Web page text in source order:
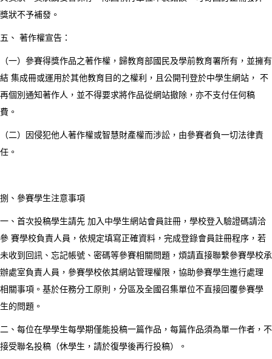
獎狀不予補發。
五、 著作權宣告：
（一）參賽得獎作品之著作權，歸教育部國民及學前教育署所有，並擁有
結 集成冊或運用於其他教育目的之權利，且公開刊登於中學生網站， 不
再個別通知著作人，並不得要求將作品從網站撤除，亦不支付任何稿
費。
（二）因侵犯他人著作權或智慧財產權而涉訟，由參賽者負一切法律責
任。
捌、參賽學生注意事項
一、首次投稿學生請先 加入中學生網站會員註冊，學校登入驗證碼請洽
參 賽學校負責人員，依規定填寫正確資料，完成登錄會員註冊程序，若
未收到回訊、忘記帳號、密碼等參賽相關問題，煩請直接聯繫參賽學校承
辦處室負責人員，參賽學校依其網站管理權限，協助參賽學生進行處理
相關事項。基於任務分工原則，分區及全國召集單位不直接回覆參賽學
生的問題。
二、每位在學學生每學期僅能投稿一篇作品，每篇作品須為單一作者，不
接受聯名投稿（休學生，請於復學後再行投稿）。